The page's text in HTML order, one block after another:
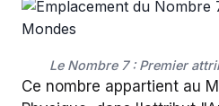
Le Nombre 7 : Premier
Ce nombre appartient au